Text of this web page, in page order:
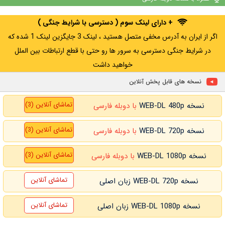
+ WATCHLIST
+ دارای لینک سوم ( دسترسی با شرایط جنگی )
اگر از ایران به آدرس مخفی متصل هستید ، لینک 3 جایگزین لینک 1 شده که
در شرایط جنگی دسترسی به سرور ها رو حتی با قطع ارتباطات بین الملل
خواهید داشت
نسخه های قابل پخش آنلاین
نسخه WEB-DL 480p با دوبله فارسی تماشای آنلاین (3)
نسخه WEB-DL 720p با دوبله فارسی تماشای آنلاین (3)
نسخه WEB-DL 1080p با دوبله فارسی تماشای آنلاین (3)
نسخه WEB-DL 720p زبان اصلی تماشای آنلاین
نسخه WEB-DL 1080p زبان اصلی تماشای آنلاین